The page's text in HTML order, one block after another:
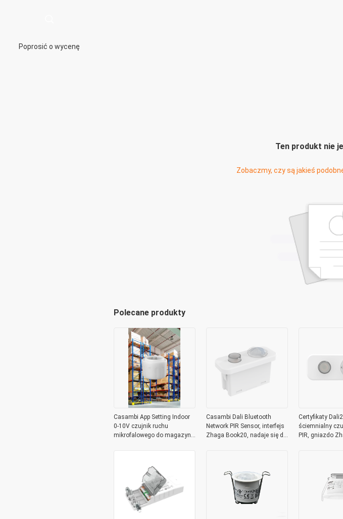
Poprosić o wycenę
Ten produkt nie
Zobaczmy, czy są jakieś
Polecane produkty
Casambi App Setting Indoor
0-10V czujnik ruchu
mikrofalowego do magazynu
Casambi Dali Bluetooth
Network PIR Sensor, interfejs
Zhaga Book20, nadaje się do
Certyfikaty
ściemnialny
PIR, gniazdo